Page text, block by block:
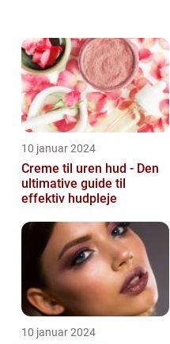
10 januar 2024
Creme til uren hud - Den
ultimative guide til
effektiv hudpleje
10 januar 2024